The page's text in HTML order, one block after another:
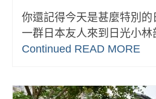
你還記得今天是甚麼特別
一群日本友人來到日光小
Continued READ MORE